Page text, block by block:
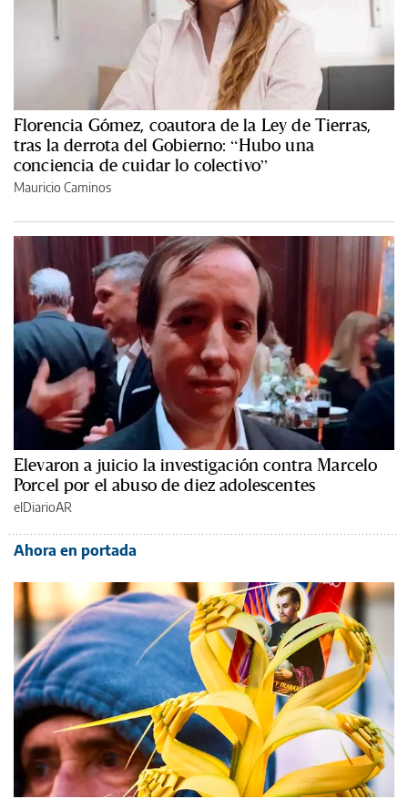
Florencia Gómez, coautora de la Ley de Tierras,
tras la derrota del Gobierno: “Hubo una
conciencia de cuidar lo colectivo”
Mauricio Caminos
Elevaron a juicio la investigación contra Marcelo
Porcel por el abuso de diez adolescentes
elDiarioAR
Ahora en portada